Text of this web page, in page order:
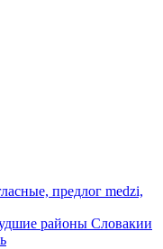
предлог medzi,
районы Словакии